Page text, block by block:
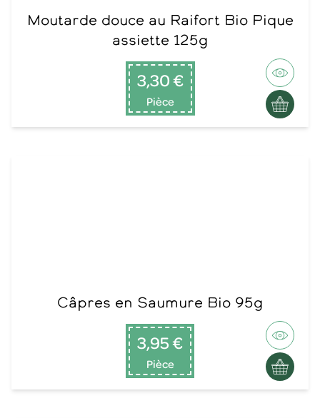
Moutarde douce au Raifort Bio Pique
assiette 125g
3,30 €
Pièce
Câpres en Saumure Bio 95g
3,95 €
Pièce